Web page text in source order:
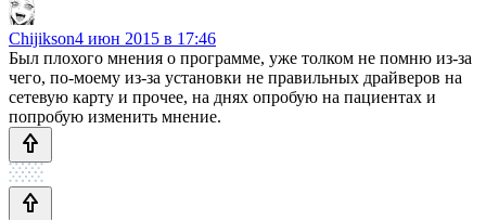
Chijikson4 июн 2015 в 17:46
Был плохого мнения о программе, уже толком не помню из-за
чего, по-моему из-за установки не правильных драйверов на
сетевую карту и прочее, на днях опробую на пациентах и
попробую изменить мнение.